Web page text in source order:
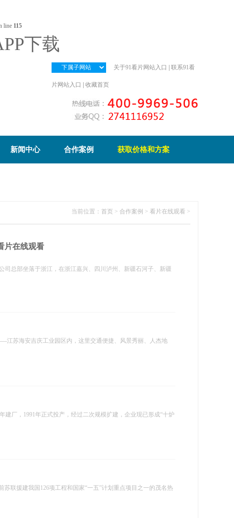
line 115
下载
关于91看片网站入口 联系91看
片网站入口 收藏首页
新闻中心 合作案例 获取价格和方案
当前位置： 首页 > 合作案例 > 看片在线观看 >
片在线观看
司总部坐落于浙江，在浙江嘉兴、四川泸州、新疆石河子、新疆
江苏海安吉庆工业园区内，这里交通便捷、风景秀丽、人杰地
建厂，1991年正式投产，经过二次规模扩建，企业现已形成“十炉
联援建我国126项工程和国家“一五”计划重点项目之一的茂名热